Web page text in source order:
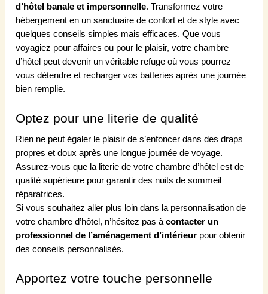
d’hôtel banale et impersonnelle. Transformez votre
hébergement en un sanctuaire de confort et de style avec
quelques conseils simples mais efficaces. Que vous
voyagiez pour affaires ou pour le plaisir, votre chambre
d’hôtel peut devenir un véritable refuge où vous pourrez
vous détendre et recharger vos batteries après une journée
bien remplie.
Optez pour une literie de qualité
Rien ne peut égaler le plaisir de s’enfoncer dans des draps
propres et doux après une longue journée de voyage.
Assurez-vous que la literie de votre chambre d’hôtel est de
qualité supérieure pour garantir des nuits de sommeil
réparatrices.
Si vous souhaitez aller plus loin dans la personnalisation de
votre chambre d’hôtel, n’hésitez pas à contacter un
professionnel de l’aménagement d’intérieur pour obtenir
des conseils personnalisés.
Apportez votre touche personnelle